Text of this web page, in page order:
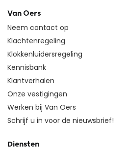
Van Oers
Neem contact op
Klachtenregeling
Klokkenluidersregeling
Kennisbank
Klantverhalen
Onze vestigingen
Werken bij Van Oers
Schrijf u in voor de nieuwsbrief!
Diensten